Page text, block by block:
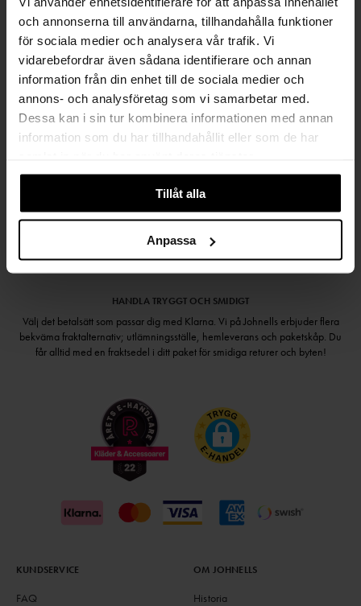
och annonserna till användarna, tillhandahålla funktioner
för sociala medier och analysera vår trafik. Vi
vidarebefordrar även sådana identifierare och annan
information från din enhet till de sociala medier och
annons- och analysföretag som vi samarbetar med.
Dessa kan i sin tur kombinera informationen med annan
information som du har tillhandahållit eller som de har
Tillåt alla
Anpassa
FRI FRAKT FRÅN 999 KR
SAMLA BONUS I KUNDKLUBBEN
Håll dig uppdaterad
Man
HANDLA TRYGGT OCH SMIDIGT
Välj det betalsätt som passar dig med Klarna. Vi på Johnells erbjuder flera
bekväma fraktalternativ; utlämningsställe, hemleverans och paketskåp. Du
får alltid med en fraktsedel i ditt paket för smidiga returer och byten!
KUNDSERVICE
FAQ
OM JOHNELLS
Historia